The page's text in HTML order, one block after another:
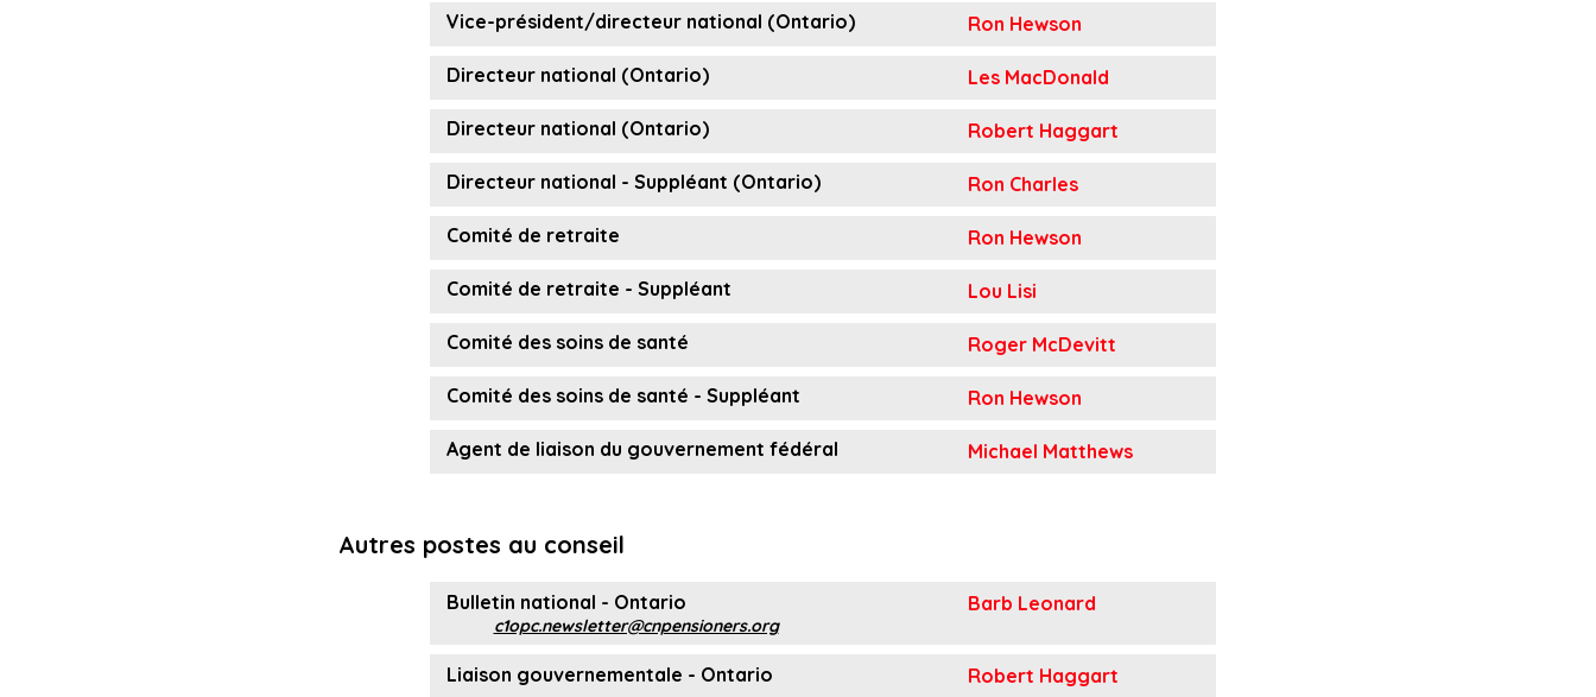
Vice-président/directeur national (Ontario) Ron Hewson
Directeur national (Ontario) Les MacDonald
Directeur national (Ontario) Robert Haggart
Directeur national - Suppléant (Ontario) Ron Charles
Comité de retraite Ron Hewson
Comité de retraite - Suppléant Lou Lisi
Comité des soins de santé Roger McDevitt
Comité des soins de santé - Suppléant Ron Hewson
Agent de liaison du gouvernement fédéral Michael Matthews
Autres postes au conseil
Bulletin national - Ontario
c1opc.newsletter@cnpensioners.org
Barb Leonard
Liaison gouvernementale - Ontario Robert Haggart